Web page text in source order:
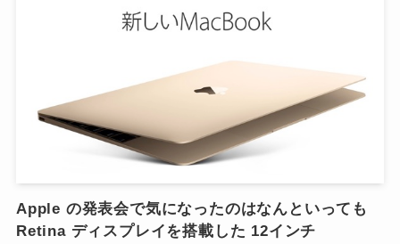
Apple の発表会で気になったのはなんといっても
Retina ディスプレイを搭載した 12インチ